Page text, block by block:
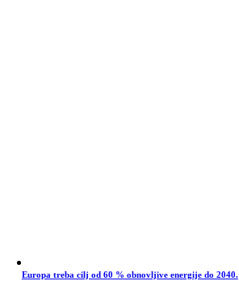
Europa treba cilj od 60 % obnovljive energije do 2040.